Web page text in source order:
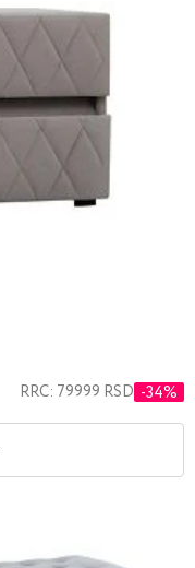
RRC: 79999 RSD -34%